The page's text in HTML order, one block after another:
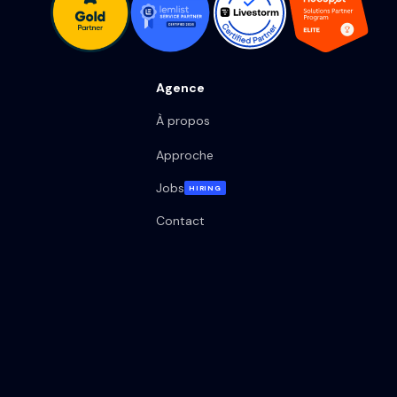
Agence
À propos
Approche
Jobs HIRING
Contact